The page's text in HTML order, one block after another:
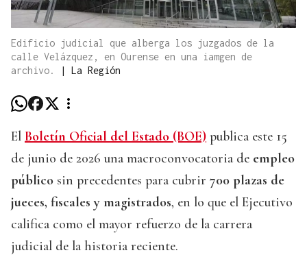
Edificio judicial que alberga los juzgados de la
calle Velázquez, en Ourense en una iamgen de
archivo.
| La Región
El Boletín Oficial del Estado (BOE) publica este 15
de junio de 2026 una macroconvocatoria de empleo
público sin precedentes para cubrir 700 plazas de
jueces, fiscales y magistrados, en lo que el Ejecutivo
califica como el mayor refuerzo de la carrera
judicial de la historia reciente.